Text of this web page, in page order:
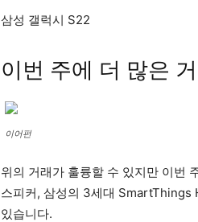
삼성 갤럭시 S22
이번 주에 더 많은
이어펀
위의 거래가 훌륭할 수 있지만 이번
스피커, 삼성의 3세대 SmartThings
있습니다.